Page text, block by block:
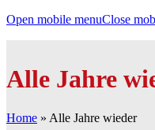
Open mobile menuClose
Alle Jahre
Home » Alle Jahre wieder